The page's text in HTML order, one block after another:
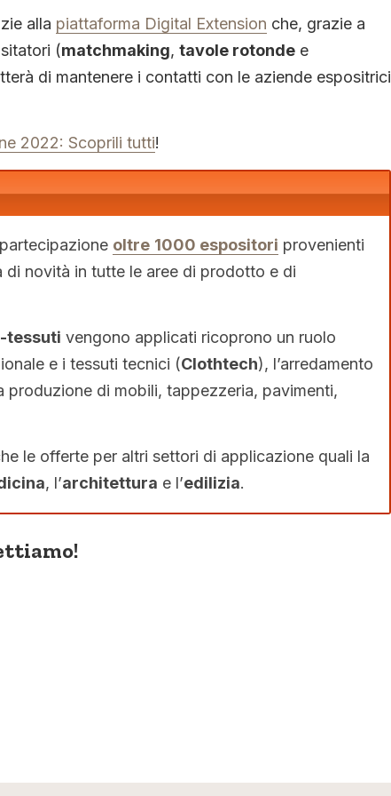
alla piattaforma Digital Extension che, grazie a
(matchmaking, tavole rotonde e
di mantenere i contatti con le aziende espositrici
2022: Scoprili tutti!
oltre 1000 espositori provenienti
di novità in tutte le aree di prodotto e di
tessuti vengono applicati ricoprono un ruolo
e i tessuti tecnici (Clothtech), l’arredamento
di mobili, tappezzeria, pavimenti,
le offerte per altri settori di applicazione quali la
, l’architettura e l’edilizia.